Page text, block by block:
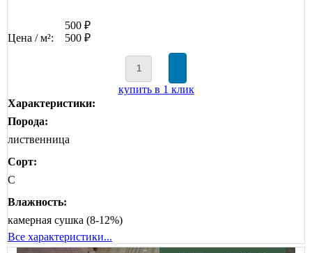
500 ₽
Цена / м²:
500 ₽
купить в 1 клик
Характеристики:
Порода:
лиственница
Сорт:
C
Влажность:
камерная сушка (8-12%)
Все характеристики...